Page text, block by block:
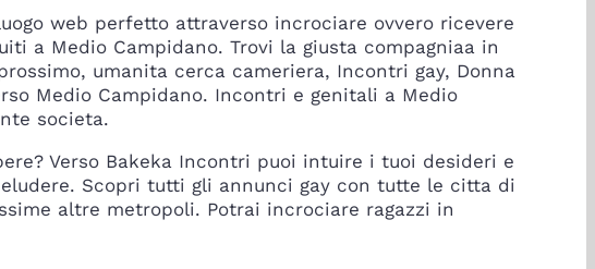
web perfetto attraverso incrociare ovvero ricevere
a Medio Campidano. Trovi la giusta compagniaa in
umanita cerca cameriera, Incontri gay, Donna
Medio Campidano. Incontri e genitali a Medio
societa.
Verso Bakeka Incontri puoi intuire i tuoi desideri e
Scopri tutti gli annunci gay con tutte le citta di
altre metropoli. Potrai incrociare ragazzi in